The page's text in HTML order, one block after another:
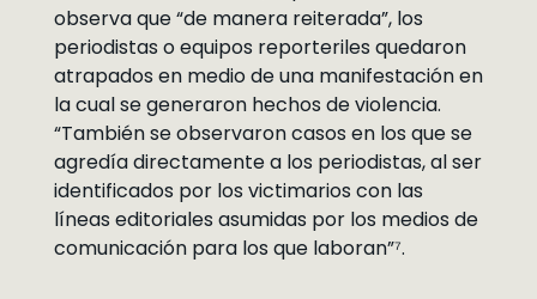
observa que “de manera reiterada”, los
periodistas o equipos reporteriles quedaron
atrapados en medio de una manifestación en
la cual se generaron hechos de violencia.
“También se observaron casos en los que se
agredía directamente a los periodistas, al ser
identificados por los victimarios con las
líneas editoriales asumidas por los medios de
comunicación para los que laboran”⁷.